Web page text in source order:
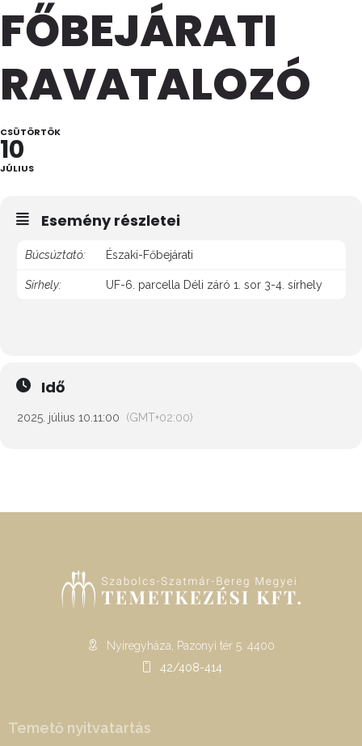
FŐBEJÁRATI
RAVATALOZÓ
CSÜTÖRTÖK
10
JÚLIUS
Esemény részletei
Búcsúztató: Északi-Főbejárati
Sírhely: UF-6. parcella Déli záró 1. sor 3-4. sírhely
Idő
2025. július 10. 11:00 (GMT+02:00)
Nyíregyháza, Pazonyi tér 5. 4400
42/408-414
Temető nyitvatartás